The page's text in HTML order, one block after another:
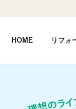
HOME リフォ